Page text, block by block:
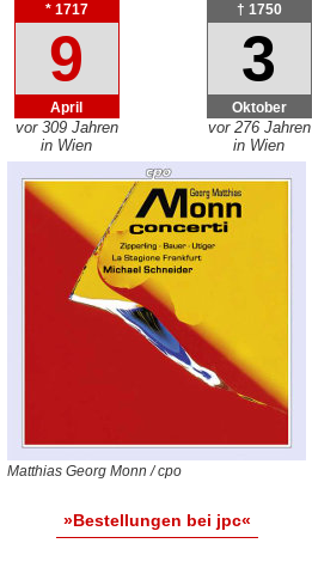
* 1717
9
April
vor 309 Jahren
in Wien
† 1750
3
Oktober
vor 276 Jahren
in Wien
Matthias Georg Monn / cpo
»Bestellungen bei jpc«